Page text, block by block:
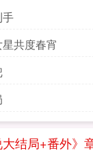
手
共度春宵
大结局+番外》